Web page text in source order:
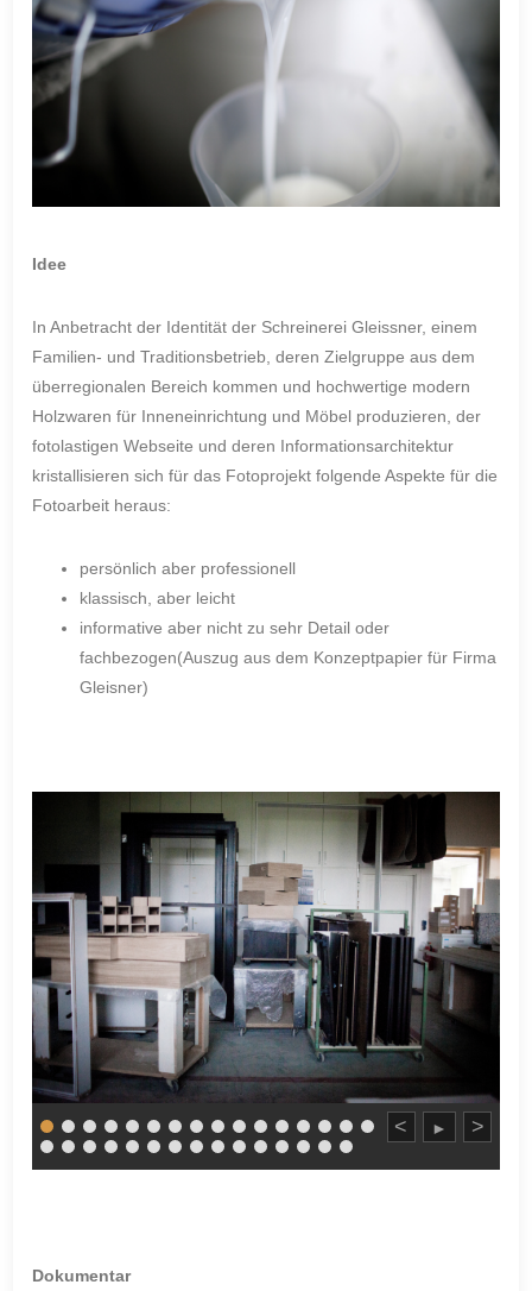
Idee
In Anbetracht der Identität der Schreinerei Gleissner, einem
Familien- und Traditionsbetrieb, deren Zielgruppe aus dem
überregionalen Bereich kommen und hochwertige modern
Holzwaren für Inneneinrichtung und Möbel produzieren, der
fotolastigen Webseite und deren Informationsarchitektur
kristallisieren sich für das Fotoprojekt folgende Aspekte für die
Fotoarbeit heraus:
persönlich aber professionell
klassisch, aber leicht
informative aber nicht zu sehr Detail oder
fachbezogen(Auszug aus dem Konzeptpapier für Firma
Gleisner)
< ► >
Dokumentar